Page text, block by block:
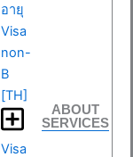
อายุ
Visa
non-
B
[TH]
Visa
ABOUT
SERVICES